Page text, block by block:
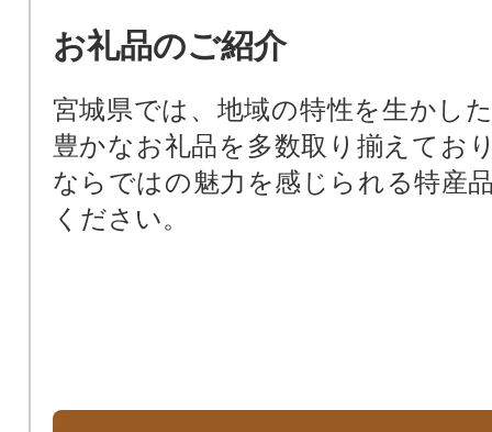
感動が生まれ、未来が育つ ～宮
お礼品のご紹介
宮城県では、地域の特性を生かし
豊かなお礼品を多数取り揃えてお
ならではの魅力を感じられる特産
ください。